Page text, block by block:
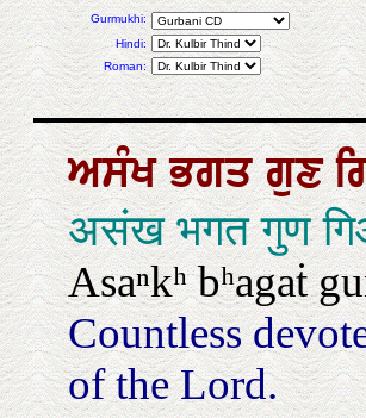
Gurmukhi:
Hindi:
Roman:
ਅਸੰਖਭਗਤਗੁਣ
असंख भगत गुण
Asaⁿkʰ bʰagaṫ
Countless
of the Lord.